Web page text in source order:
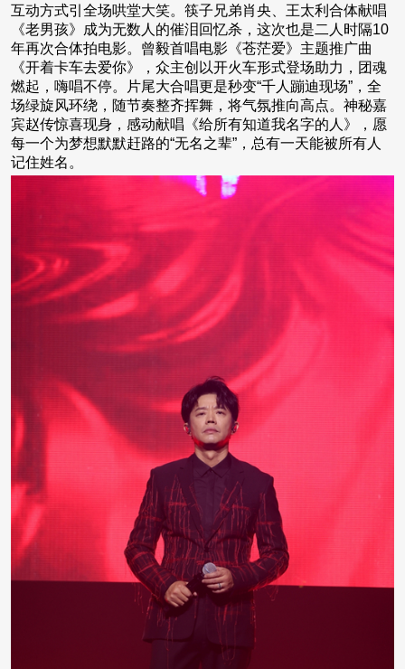
互动方式引全场哄堂大笑。筷子兄弟肖央、王太利合体献唱
《老男孩》成为无数人的催泪回忆杀，这次也是二人时隔10
年再次合体拍电影。曾毅首唱电影《苍茫爱》主题推广曲
《开着卡车去爱你》，众主创以开火车形式登场助力，团魂
燃起，嗨唱不停。片尾大合唱更是秒变“千人蹦迪现场”，全
场绿旋风环绕，随节奏整齐挥舞，将气氛推向高点。神秘嘉
宾赵传惊喜现身，感动献唱《给所有知道我名字的人》，愿
每一个为梦想默默赶路的“无名之辈”，总有一天能被所有人
记住姓名。